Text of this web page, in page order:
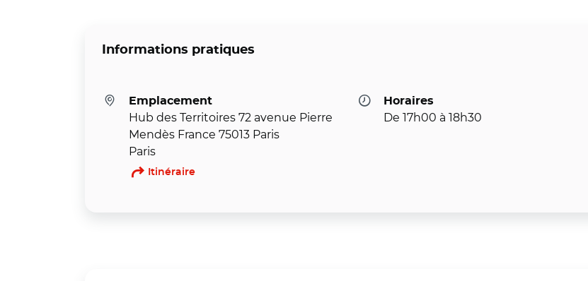
Informations pratiques
Emplacement
Hub des Territoires 72 avenue Pierre
Mendès France 75013 Paris
Paris
Itinéraire
Horaires
De 17h00 à 18h30